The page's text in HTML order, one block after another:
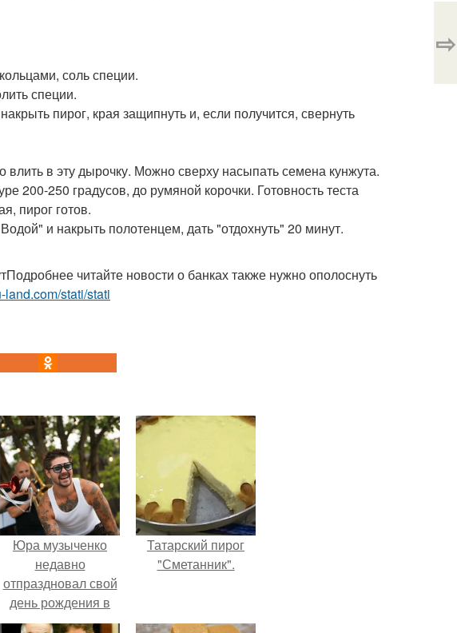
соль специи.
специи.
пирог, края защипнуть и, если получится, свернуть
в эту дырочку. Можно сверху насыпать семена кунжута.
200-250 градусов, до румяной корочки. Готовность теста
пирог готов.
и накрыть полотенцем, дать "отдохнуть" 20 минут.
читайте новости о банках также нужно ополоснуть
land.com/stati/stati
⇨
Юра музыченко
недавно
отпраздновал свой
день рождения в
кругу самых
Татарский пирог
"Сметанник".